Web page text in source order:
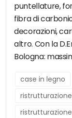
puntellature,
fibra di
decorazioni,
altro. Con la
Bologna:
case in legno